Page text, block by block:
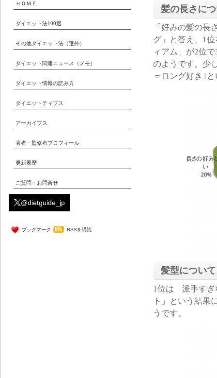
髪の長さに
「好みの髪の
グ」と答え、1
ィアム」が2位
のようです。少
＝ロング好き｣
髪型について
1位は「派手す
ト」という結果
うです。
ＨＯＭＥ
ダイエット法100選
その他ダイエット法（選外）
ダイエット関連ニュース（メモ）
ダイエット情報の読み方
ダイエットティプス
アーカイブス
著者・監修者プロフィール
更新履歴
ご質問・お問合せ
@dietguide_jp
ブックマーク RSSを購読